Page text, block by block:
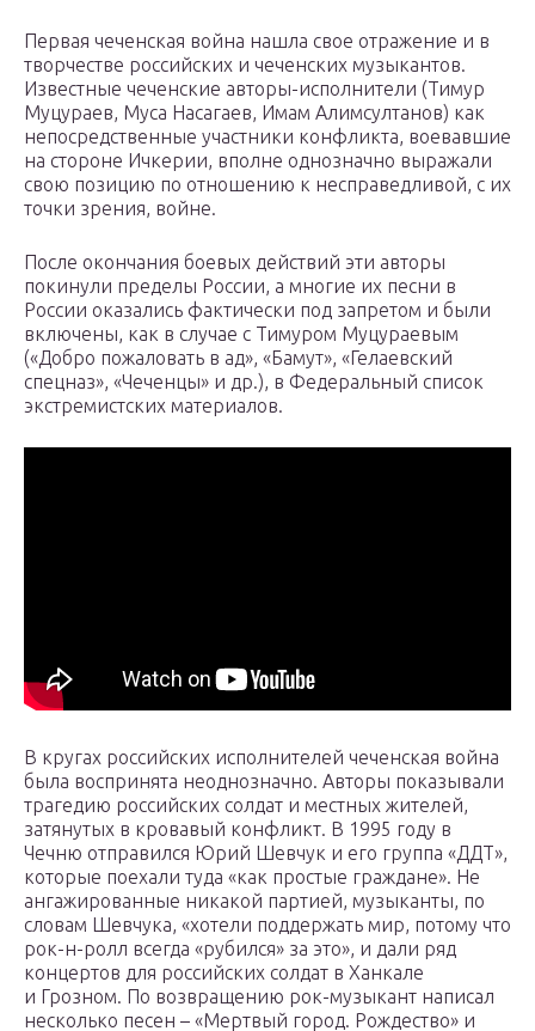
Первая чеченская война нашла свое отражение и в
творчестве российских и чеченских музыкантов.
Известные чеченские авторы-исполнители (Тимур
Муцураев, Муса Насагаев, Имам Алимсултанов) как
непосредственные участники конфликта, воевавшие
на стороне Ичкерии, вполне однозначно выражали
свою позицию по отношению к несправедливой, с их
точки зрения, войне.
После окончания боевых действий эти авторы
покинули пределы России, а многие их песни в
России оказались фактически под запретом и были
включены, как в случае с Тимуром Муцураевым
(«Добро пожаловать в ад», «Бамут», «Гелаевский
спецназ», «Чеченцы» и др.), в Федеральный список
экстремистских материалов.
В кругах российских исполнителей чеченская война
была воспринята неоднозначно. Авторы показывали
трагедию российских солдат и местных жителей,
затянутых в кровавый конфликт. В 1995 году в
Чечню отправился Юрий Шевчук и его группа «ДДТ»,
которые поехали туда «как простые граждане». Не
ангажированные никакой партией, музыканты, по
словам Шевчука, «хотели поддержать мир, потому что
рок-н-ролл всегда «рубился» за это», и дали ряд
концертов для российских солдат в Ханкале
и Грозном. По возвращению рок-музыкант написал
несколько песен – «Мертвый город. Рождество» и